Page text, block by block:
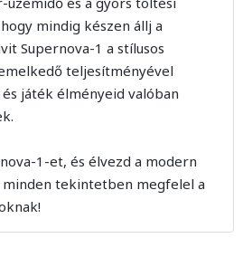
mindig készen állj a
Supernova-1 a stílusos
teljesítményével
játék élményeid valóban
1-et, és élvezd a modern
tekintetben megfelel a